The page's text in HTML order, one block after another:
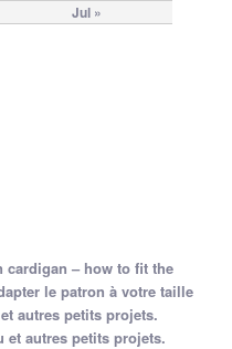
Jul »
cardigan – how to fit the
le patron à votre taille
autres petits projets.
et autres petits projets.